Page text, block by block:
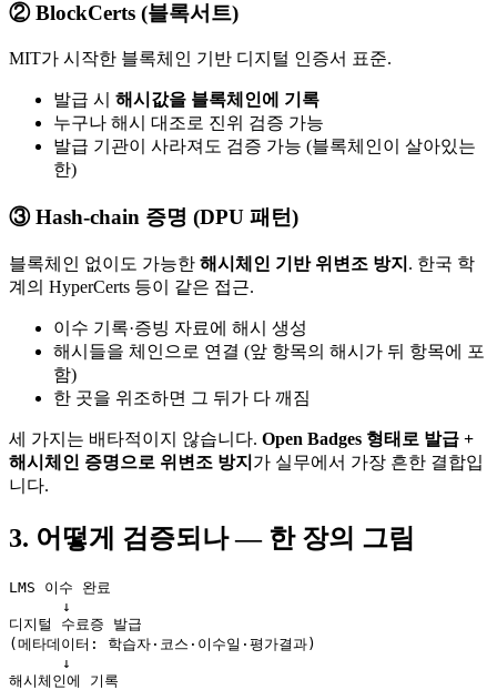
② BlockCerts (블록서트)
MIT가 시작한 블록체인 기반 디지털 인증서 표준.
발급 시 해시값을 블록체인에 기록
누구나 해시 대조로 진위 검증 가능
발급 기관이 사라져도 검증 가능 (블록체인이 살아있는
한)
③ Hash-chain 증명 (DPU 패턴)
블록체인 없이도 가능한 해시체인 기반 위변조 방지 . 한국 학
계의 HyperCerts 등이 같은 접근.
이수 기록·증빙 자료에 해시 생성
해시들을 체인으로 연결 (앞 항목의 해시가 뒤 항목에 포
함)
한 곳을 위조하면 그 뒤가 다 깨짐
세 가지는 배타적이지 않습니다. Open Badges 형태로 발급 +
해시체인 증명으로 위변조 방지 가 실무에서 가장 흔한 결합입
니다.
3. 어떻게 검증되나 — 한 장의 그림
LMS 이수 완료
      ↓
디지털 수료증 발급
(메타데이터: 학습자·코스·이수일·평가결과)
      ↓
해시체인에 기록